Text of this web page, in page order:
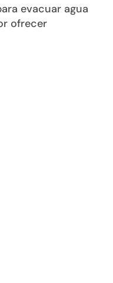
evacuar agua
ofrecer